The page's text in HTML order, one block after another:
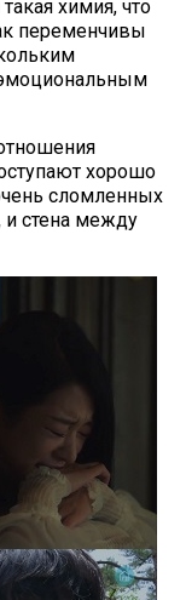
химия, что
переменчивы
хорошо
сломленных
и стена между